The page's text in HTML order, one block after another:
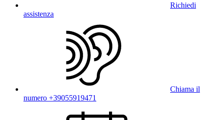
Richiedi
assistenza
Chiama il
numero +39055919471